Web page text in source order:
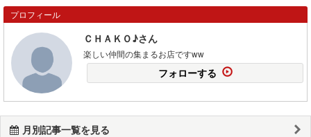
プロフィール
ＣＨＡＫＯ♪さん
楽しい仲間の集まるお店ですww
フォローする
月別記事一覧を見る